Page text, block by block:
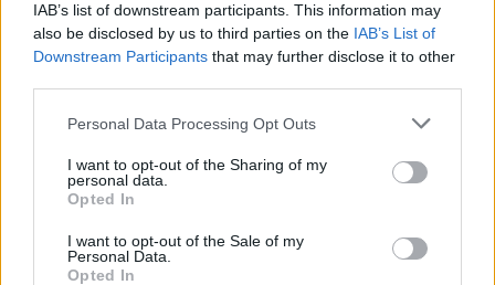
IAB’s list of downstream participants. This information may
also be disclosed by us to third parties on the IAB’s List of
Downstream Participants that may further disclose it to other
Personal Data Processing Opt Outs
I want to opt-out of the Sharing of my
personal data.
Opted In
I want to opt-out of the Sale of my
Personal Data.
Opted In
Prisijunkite prie registruotų vartotojų
bendruomenės ir bendraukite komentaruose!
Rodyti komentarus
Prisijungti komentatoriams